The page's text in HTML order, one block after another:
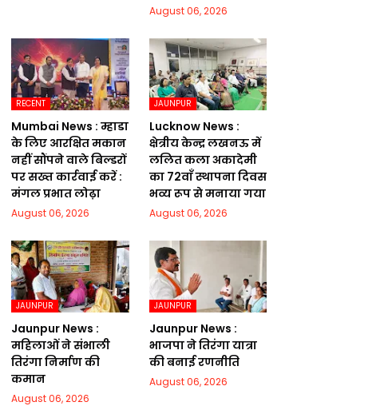
August 06, 2026
RECENT
Mumbai News : म्हाडा
के लिए आरक्षित मकान
नहीं सौंपने वाले बिल्डरों
पर सख्त कार्रवाई करें :
मंगल प्रभात लोढ़ा
August 06, 2026
JAUNPUR
Lucknow News :
क्षेत्रीय केन्द्र लखनऊ में
ललित कला अकादेमी
का 72वाॅं स्थापना दिवस
भव्य रूप से मनाया गया
August 06, 2026
JAUNPUR
Jaunpur News :
महिलाओं ने संभाली
तिरंगा निर्माण की
कमान
August 06, 2026
JAUNPUR
Jaunpur News :
भाजपा ने तिरंगा यात्रा
की बनाई रणनीति
August 06, 2026